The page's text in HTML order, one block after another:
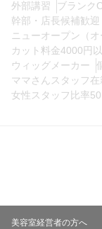
外部講習
ブランク
幹部・店長候補歓迎
ニューオープン（オ
カット料金4000円以
ウィッグメーカー
ママさんスタッフ在
女性スタッフ比率50
美容室経営者の方へ